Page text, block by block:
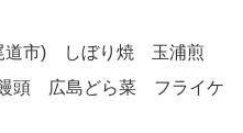
道市) しぼり焼 玉浦煎
頭 広島どら菜 フライケ